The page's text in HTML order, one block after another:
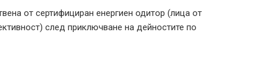
от сертифициран енергиен одитор (лица от
след приключване на дейностите по